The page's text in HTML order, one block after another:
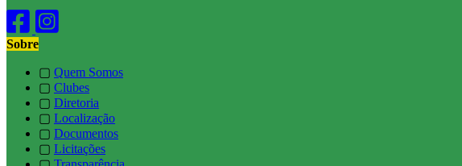
Sobre
▢ Quem Somos
▢ Clubes
▢ Diretoria
▢ Localização
▢ Documentos
▢ Licitações